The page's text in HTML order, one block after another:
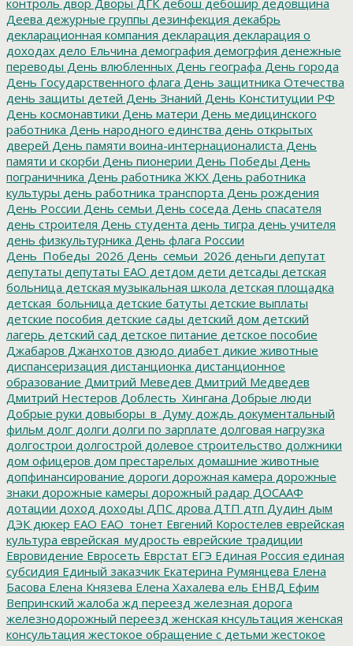
Деева дежурные группы дезинфекция декабрь
декларационная компания декларация декларация о
доходах дело Ельчина демография демогрфия денежные
переводы День влюбленных День географа День города
День Государственного флага День защитника Отечества
день защиты детей День Знаний День Конституции РФ
День космонавтики День матери День медицинского
работника День народного единства день открытых
дверей День памяти воина-интернационалиста День
памяти и скорби День пионерии День Победы День
пограничника День работника ЖКХ День работника
культуры день работника транспорта День рождения
День России День семьи День соседа День спасателя
день строителя День студента день тигра день учителя
день физкультурника День флага России
День_Победы_2026 День_семьи_2026 деньги депутат
депутаты депутаты ЕАО детдом дети детсады детская
больница детская музыкальная школа детская площадка
детская_больница детские батуты детские выплаты
детские пособия детские сады детский дом детский
лагерь детский сад детское питание детское пособие
Джабаров Джанхотов дзюдо диабет дикие животные
диспансеризация дистанционка дистанционное
образование Дмитрий Меведев Дмитрий Медведев
Дмитрий Нестеров Доблесть_Хингана Добрые люди
Добрые руки довыборы_в_Думу дождь документальный
фильм долг долги долги по зарплате долговая нагрузка
долгострои долгострой долевое строительство должники
дом офицеров дом престарелых домашние животные
допфинансирование дороги дорожная камера дорожные
знаки дорожные камеры дорожный радар ДОСААФ
дотации доход доходы ДПС дрова ДТП дтп Дудин дым
ДЭК дюкер ЕАО ЕАО_тонет Евгений Коростелев еврейская
культура еврейская_мудрость еврейские традиции
Евровидение Евросеть Еврстат ЕГЭ Единая Россия единая
субсидия Единый заказчик Екатерина Румянцева Елена
Басова Елена Князева Елена Хахалева ель ЕНВД Ефим
Вепринский жалоба жд переезд железная дорога
железнодорожный переезд женская кнсультация женская
консультация жестокое обращение с детьми жестокое